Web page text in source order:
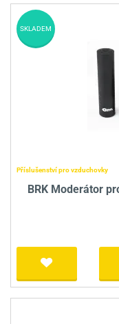
Příslušenství pro vzduchovky
BRK Moderátor
SKLADEM